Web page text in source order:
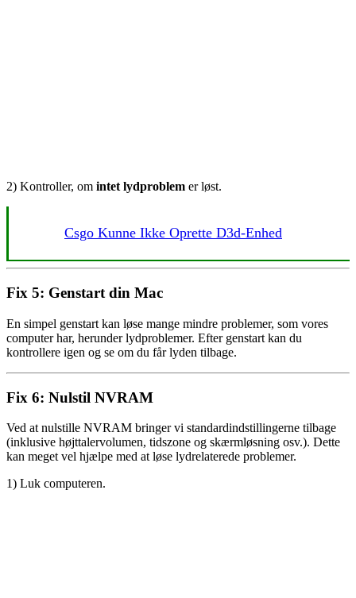
2) Kontroller, om intet lydproblem er løst.
Csgo Kunne Ikke Oprette D3d-Enhed
Fix 5: Genstart din Mac
En simpel genstart kan løse mange mindre problemer, som vores
computer har, herunder lydproblemer. Efter genstart kan du
kontrollere igen og se om du får lyden tilbage.
Fix 6: Nulstil NVRAM
Ved at nulstille NVRAM bringer vi standardindstillingerne tilbage
(inklusive højttalervolumen, tidszone og skærmløsning osv.). Dette
kan meget vel hjælpe med at løse lydrelaterede problemer.
1) Luk computeren.